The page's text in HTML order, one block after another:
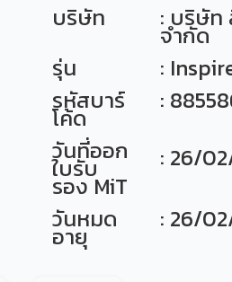
บริษัท : บริษัท
จำกัด
รุ่น
:
รหัสบาร์
โค้ด
:
วันที่ออก
ใบรับ
รอง MiT
: 26/
วันหมด
อายุ
: 26/